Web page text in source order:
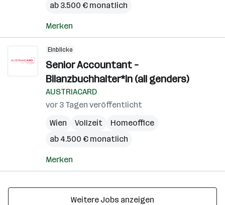
ab 3.500 € monatlich
Merken
Einblicke
Senior Accountant –
Bilanzbuchhalter*in (all genders)
AUSTRIACARD
vor 3 Tagen veröffentlicht
Wien
Vollzeit
Homeoffice
ab 4.500 € monatlich
Merken
Weitere Jobs anzeigen